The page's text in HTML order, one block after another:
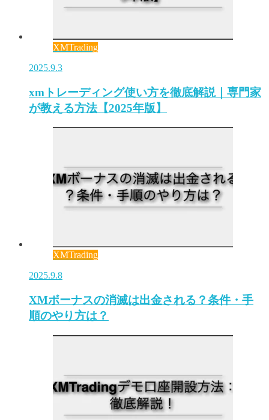
XMTrading
2025.9.3
xmトレーディング使い方を徹底解説｜専門家
が教える方法【2025年版】
XMTrading
2025.9.8
XMボーナスの消滅は出金される？条件・手
順のやり方は？